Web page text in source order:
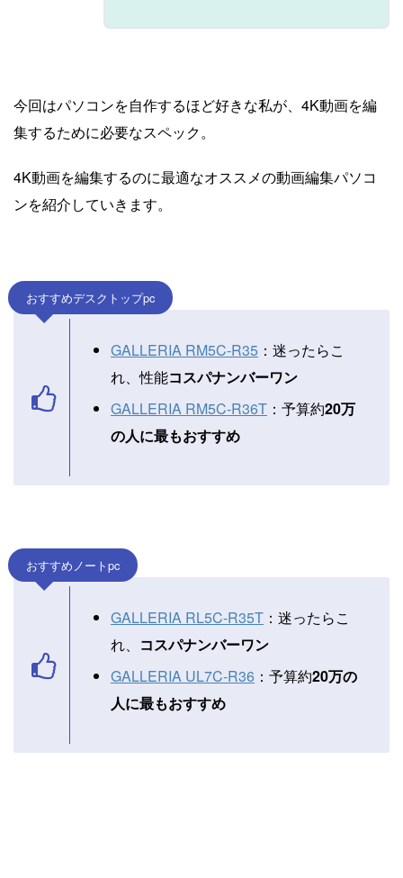
今回はパソコンを自作するほど好きな私が、4K動画を編
集するために必要なスペック。
4K動画を編集するのに最適なオススメの動画編集パソコ
ンを紹介していきます。
おすすめデスクトップpc
GALLERIA RM5C-R35 ：迷ったらこ
れ、性能コスパナンバーワン
GALLERIA RM5C-R36T ：予算約20万
の人に最もおすすめ
おすすめノートpc
GALLERIA RL5C-R35T ：迷ったらこ
れ、 コスパナンバーワン
GALLERIA UL7C-R36 ：予算約20万の
人に最もおすすめ